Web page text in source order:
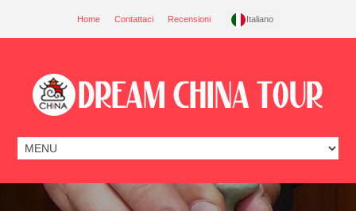
Home Contattaci Recensioni Italiano